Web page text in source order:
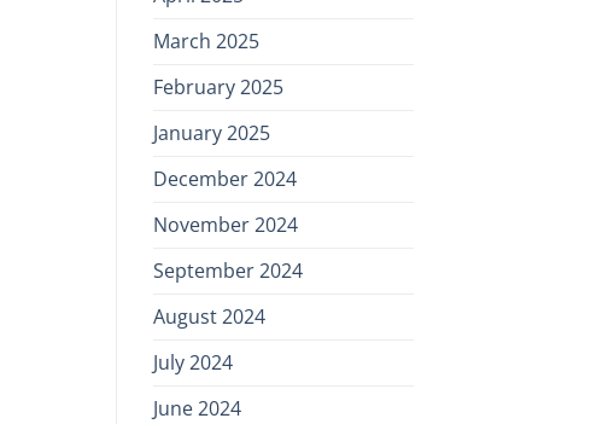
March 2025
February 2025
January 2025
December 2024
November 2024
September 2024
August 2024
July 2024
June 2024